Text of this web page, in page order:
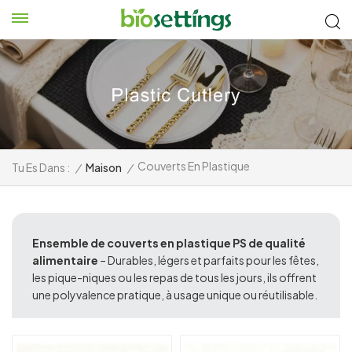
Tu Es Dans : / Maison / Couverts En Plastique
Ensemble de couverts en plastique PS de qualité
alimentaire – Durables, légers et parfaits pour les fêtes,
les pique-niques ou les repas de tous les jours, ils offrent
une polyvalence pratique, à usage unique ou réutilisable.